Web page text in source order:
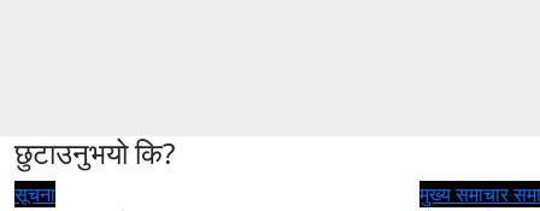
छुटाउनुभयो कि?
सूचना मुख्य समाचार